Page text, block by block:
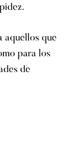
aquellos que
para los
de